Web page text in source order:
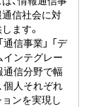
信社会に対
ます。
信事業」 「デ
インテグレー
通信分野で幅
個人それぞれ
ンを実現し